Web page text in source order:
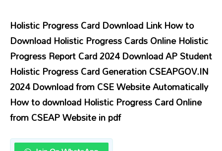
Holistic Progress Card Download Link How to
Download Holistic Progress Cards Online Holistic
Progress Report Card 2024 Download AP Student
Holistic Progress Card Generation CSEAPGOV.IN
2024 Download from CSE Website Automatically
How to download Holistic Progress Card Online
from CSEAP Website in pdf